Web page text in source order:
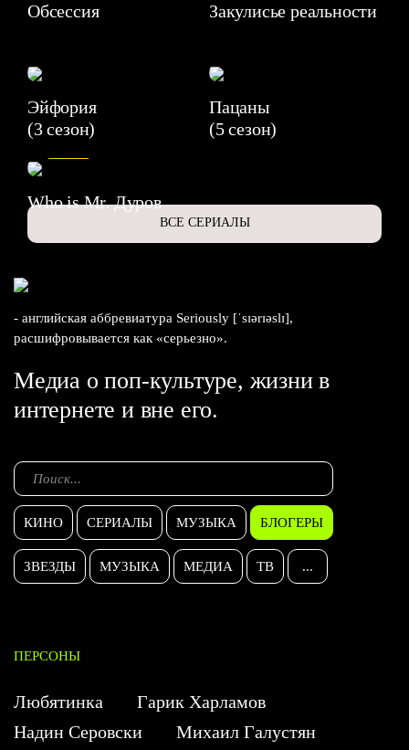
Обсессия Закулисье реальности
Эйфория
(3 сезон)
Пацаны
(5 сезон)
6.3
Who is Mr. Дуров
ВСЕ СЕРИАЛЫ
- английская аббревиатура Seriously [ˈsɪərɪəslɪ],
расшифровывается как «серьезно».
Медиа о поп-культуре, жизни в
интернете и вне его.
КИНО СЕРИАЛЫ МУЗЫКА БЛОГЕРЫ
ЗВЕЗДЫ МУЗЫКА МЕДИА ТВ ...
ПЕРСОНЫ
Любятинка
Гарик Харламов
Надин Серовски
Михаил Галустян